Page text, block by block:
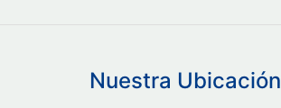
Nuestra Ubicación